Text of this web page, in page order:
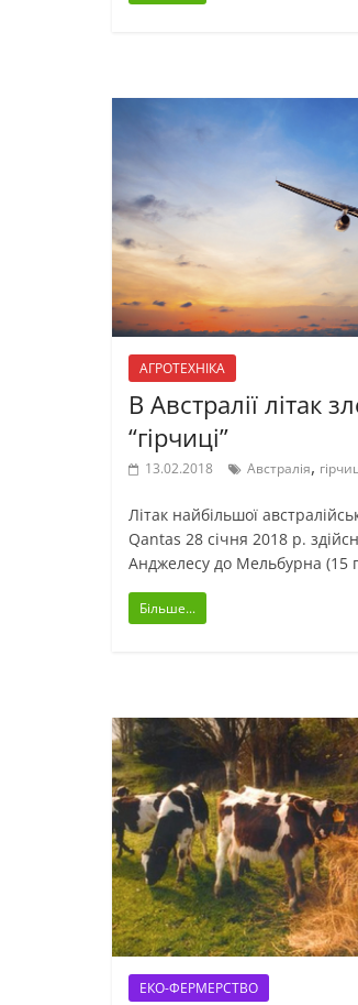
АГРОТЕХНІКА
В Австралії літак
“гірчиці”
13.02.2018 Австралія,
Літак найбільшої
Qantas 28 січня 2018 р.
Анджелесу до Мельбурна (15
Більше...
ЕКО-ФЕРМЕРСТВО